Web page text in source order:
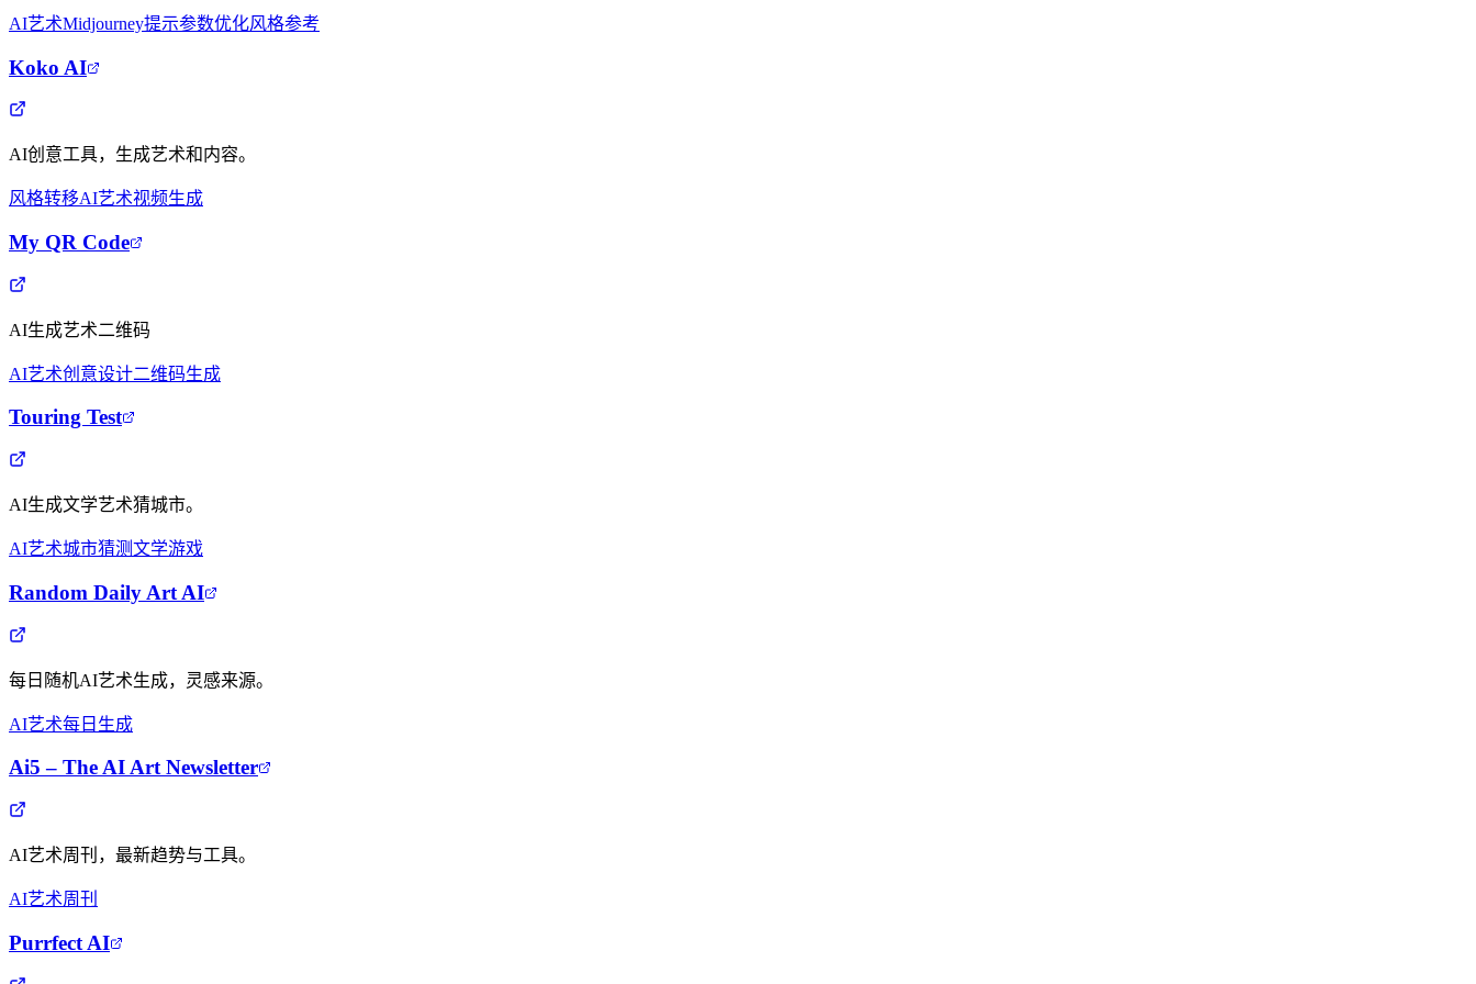
AI艺术Midjourney提示参数优化风格参考
Koko AI
AI创意工具，生成艺术和内容。
风格转移AI艺术视频生成
My QR Code
AI生成艺术二维码
AI艺术创意设计二维码生成
Touring Test
AI生成文学艺术猜城市。
AI艺术城市猜测文学游戏
Random Daily Art AI
每日随机AI艺术生成，灵感来源。
AI艺术每日生成
Ai5 – The AI Art Newsletter
AI艺术周刊，最新趋势与工具。
AI艺术周刊
Purrfect AI